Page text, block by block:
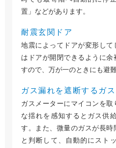
置」などがあります。
耐震玄関ドア
地震によってドアが変形して
はドアが開閉できるように余
すので、万が一のときにも避
ガス漏れを遮断するガ
ガスメーターにマイコンを取
な揺れを感知するとガス供
す。また、微量のガスが長時
と判断して、自動的にスト